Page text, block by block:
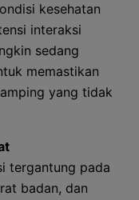
kesehatan
interaksi
sedang
memastikan
yang tidak
tergantung pada
badan, dan